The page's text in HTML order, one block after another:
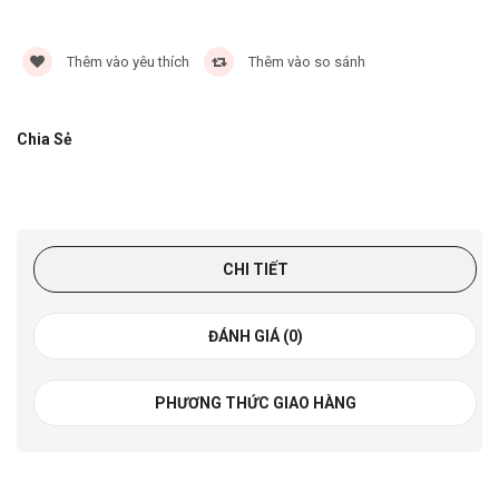
Thêm vào yêu thích Thêm vào so sánh
Chia Sẻ
CHI TIẾT
ĐÁNH GIÁ (0)
PHƯƠNG THỨC GIAO HÀNG